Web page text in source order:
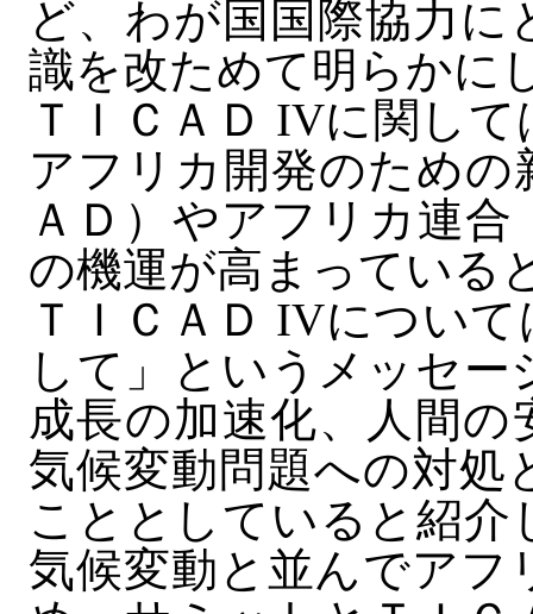
ど、わが国国際協力
識を改ためて明らかに
ＴＩＣＡＤ IVに関し
アフリカ開発のため
ＡＤ）やアフリカ連
の機運が高まっている
ＴＩＣＡＤ IVについ
して」というメッセ
成長の加速化、人間
気候変動問題への対処
こととしていると紹
気候変動と並んでアフ